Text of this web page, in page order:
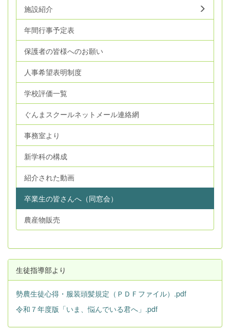
施設紹介
年間行事予定表
保護者の皆様へのお願い
人事希望表明制度
学校評価一覧
ぐんまスクールネットメール連絡網
事務室より
新学科の構成
紹介された動画
卒業生の皆さんへ（同窓会）
農産物販売
生徒指導部より
勢農生徒心得・服装頭髪規定（ＰＤＦファイル）.pdf
令和７年度版「いま、悩んでいる君へ」.pdf